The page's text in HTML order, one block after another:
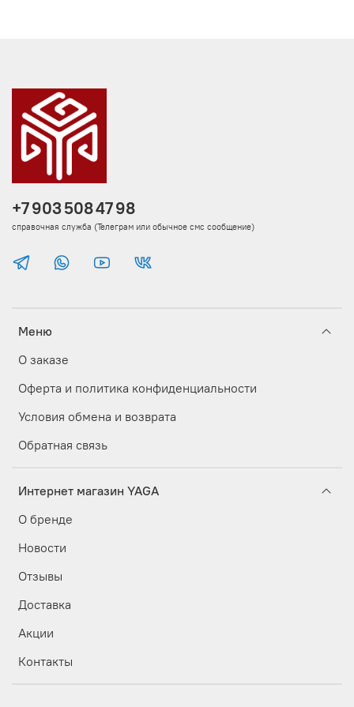
Меню
О заказе
Оферта и политика конфиденциальности
Условия обмена и возврата
Обратная связь
Интернет магазин YAGA
О бренде
Новости
Отзывы
Доставка
Акции
Контакты
+7 903 508 47 98
справочная служба (Телеграм или обычное смс сообщение)